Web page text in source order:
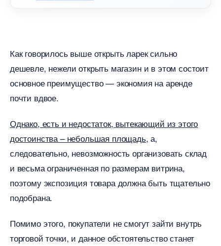
Как говорилось выше открыть ларек сильно
дешевле, нежели открыть магазин и в этом состоит
основное преимущество — экономия на аренде
почти вдвое.
Однако, есть и недостаток, вытекающий из этого
достоинства – небольшая площадь, а,
следовательно, невозможность организовать склад
и весьма ограниченная по размерам витрина,
поэтому экспозиция товара должна быть тщательно
подобрана.
Помимо этого, покупатели не смогут зайти внутрь
торговой точки, и данное обстоятельство станет